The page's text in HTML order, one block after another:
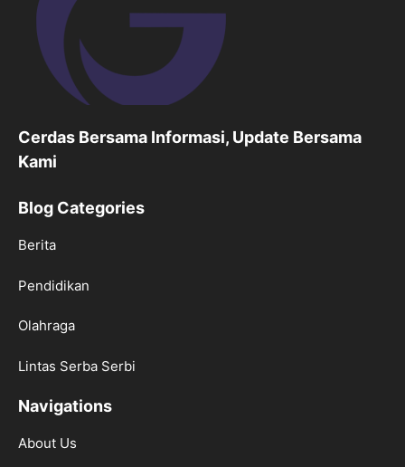
Cerdas Bersama Informasi, Update Bersama
Kami
Blog Categories
Berita
Pendidikan
Olahraga
Lintas Serba Serbi
Navigations
About Us